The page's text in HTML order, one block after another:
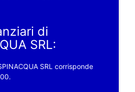
di
SRL:
SRL corrisponde